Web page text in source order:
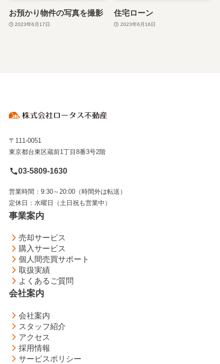
お預かり物件の写真を撮影
2023年6月17日
住宅ローン
2023年6月16日
〒111-0051
東京都台東区蔵前1丁目8番3号2階
03-5809-1630
営業時間：9:30～20:00（時間外は転送）
定休日：水曜日（土日祝も営業中）
事業案内
売却サービス
購入サービス
個人間売買サポート
取扱実績
よくあるご質問
会社案内
会社案内
スタッフ紹介
アクセス
採用情報
サービスポリシー